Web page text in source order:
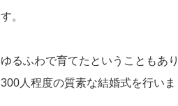
す。
ゆるふわで育てたということもあ
300人程度の質素な結婚式を行いま